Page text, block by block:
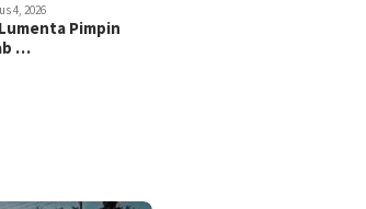
4, 2026
Pimpin
…